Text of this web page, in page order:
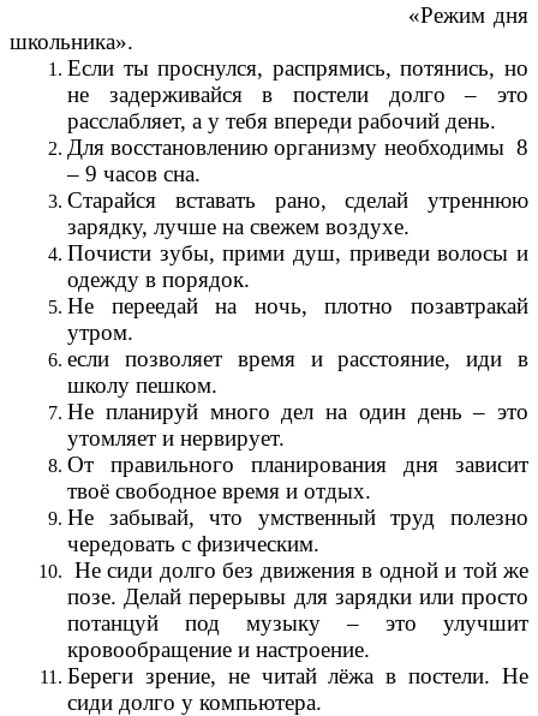
«Режим дня
школьника».
Если ты проснулся, распрямись, потянись, но
не задерживайся в постели долго – это
расслабляет, а у тебя впереди рабочий день.
Для восстановлению организму необходимы 8
– 9 часов сна.
Старайся вставать рано, сделай утреннюю
зарядку, лучше на свежем воздухе.
Почисти зубы, прими душ, приведи волосы и
одежду в порядок.
Не переедай на ночь, плотно позавтракай
утром.
если позволяет время и расстояние, иди в
школу пешком.
Не планируй много дел на один день – это
утомляет и нервирует.
От правильного планирования дня зависит
твоё свободное время и отдых.
Не забывай, что умственный труд полезно
чередовать с физическим.
Не сиди долго без движения в одной и той же
позе. Делай перерывы для зарядки или просто
потанцуй под музыку – это улучшит
кровообращение и настроение.
Береги зрение, не читай лёжа в постели. Не
сиди долго у компьютера.